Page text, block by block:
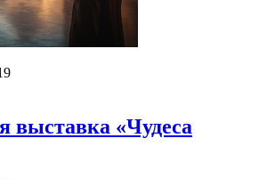
выставка «Чудеса